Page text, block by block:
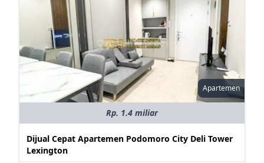
Apartemen
Rp. 1.4 miliar
Dijual Cepat Apartemen Podomoro City Deli Tower
Lexington